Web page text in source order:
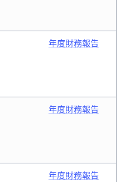
年度財務報告
年度財務報告
年度財務報告